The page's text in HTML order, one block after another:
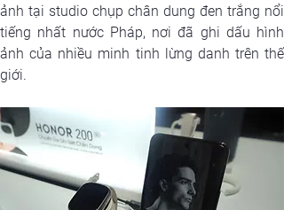
ảnh tại studio chụp chân dung đen trắng nổi
tiếng nhất nước Pháp, nơi đã ghi dấu hình
ảnh của nhiều minh tinh lừng danh trên thế
giới.